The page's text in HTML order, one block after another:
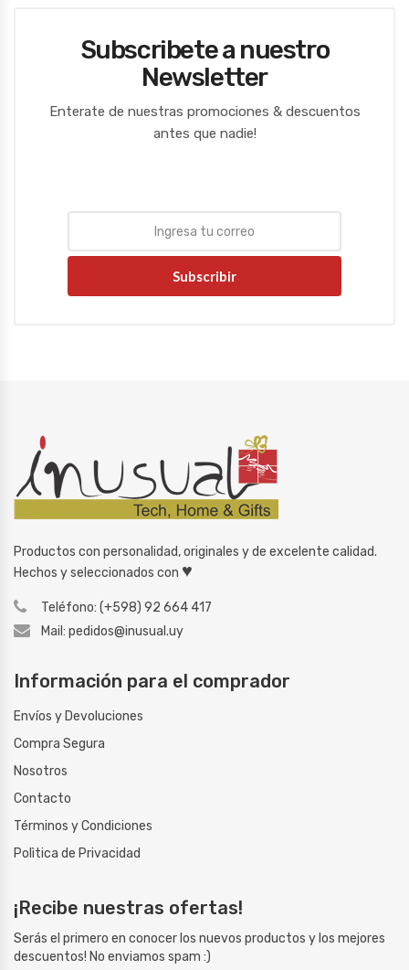
Subscribete a nuestro
Newsletter
Enterate de nuestras promociones & descuentos
antes que nadie!
Subscribir
Productos con personalidad, originales y de excelente calidad.
Hechos y seleccionados con ♥
Teléfono: (+598) 92 664 417
Mail: pedidos@inusual.uy
Información para el comprador
Envíos y Devoluciones
Compra Segura
Nosotros
Contacto
Términos y Condiciones
Polìtica de Privacidad
¡Recibe nuestras ofertas!
Serás el primero en conocer los nuevos productos y los mejores
descuentos! No enviamos spam :)